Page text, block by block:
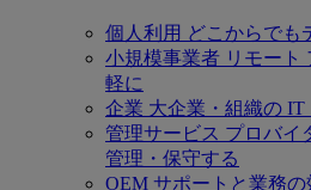
個人利用 どこからでも
小規模事業者 リモート
軽に
企業 大企業・組織の IT
管理サービス プロバイ
管理・保守する
OEM サポートと業務の